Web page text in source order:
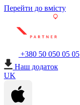
Перейти до вмісту
+380 50 050 05 05
Наш додаток
UK